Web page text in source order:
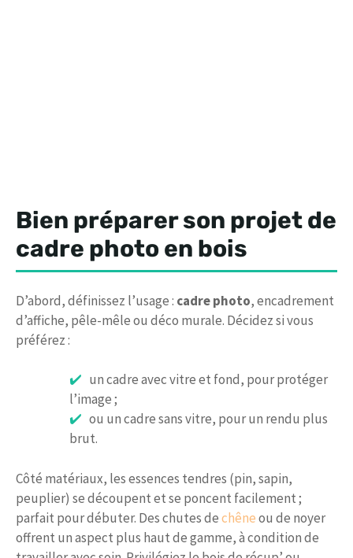
Bien préparer son projet de
cadre photo en bois
D’abord, définissez l’usage : cadre photo, encadrement
d’affiche, pêle-mêle ou déco murale. Décidez si vous
préférez :
un cadre avec vitre et fond, pour protéger
l’image ;
ou un cadre sans vitre, pour un rendu plus
brut.
Côté matériaux, les essences tendres (pin, sapin,
peuplier) se découpent et se poncent facilement ;
parfait pour débuter. Des chutes dechêneou de noyer
offrent un aspect plus haut de gamme, à condition de